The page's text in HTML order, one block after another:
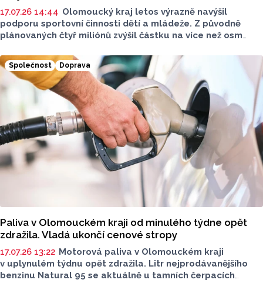
17.07.26 14:44 Olomoucký kraj letos výrazně navýšil
podporu sportovní činnosti dětí a mládeže. Z původně
plánovaných čtyř miliónů zvýšil částku na více než osm
klubů a organizací napříč regionem. V dotačním programu
uspělo 196 žadatelů, kteří mohli získat od deseti do dvou
set tisíc korun.
Společnost Doprava
Paliva v Olomouckém kraji od minulého týdne opět
zdražila. Vladá ukončí cenové stropy
17.07.26 13:22 Motorová paliva v Olomouckém kraji
v uplynulém týdnu opět zdražila. Litr nejprodávanějšího
benzinu Natural 95 se aktuálně u tamních čerpacích